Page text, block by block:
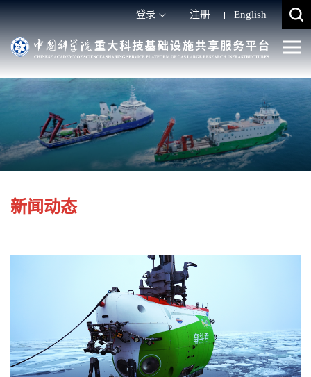
登录 注册 English
新闻动态